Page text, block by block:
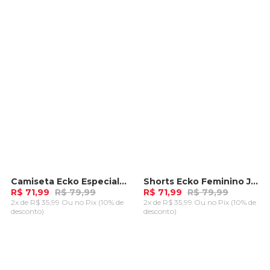
-10%Camiseta Ecko Especial Boss Vermelha
R$ 71,99 R$ 79,99
2x de R$ 35,99 Ou no Pix (10% de
desconto)
-10%Shorts Ecko Feminino Jojo Preta
R$ 71,99 R$ 79,99
2x de R$ 35,99 Ou no Pix (10% de
desconto)